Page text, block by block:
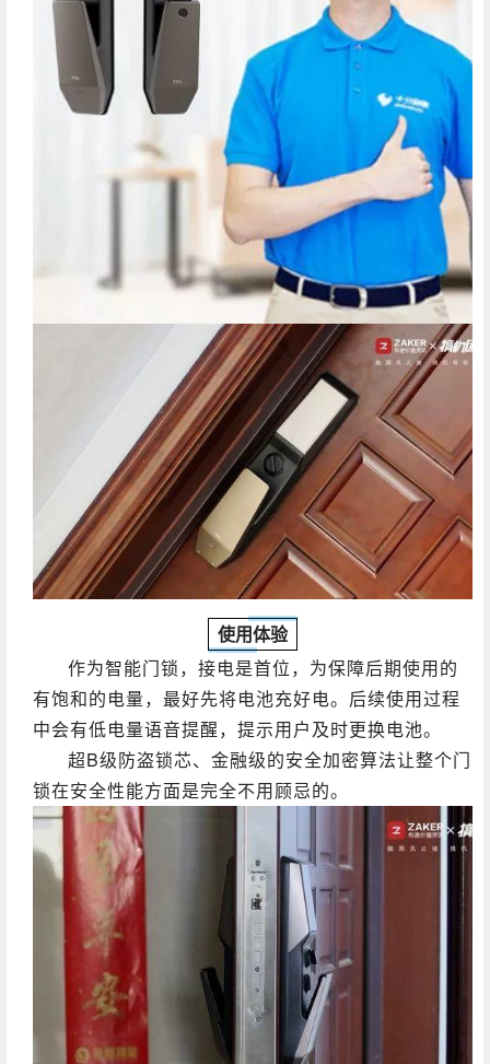
使用体验
作为智能门锁，接电是首位，为保障后期使用的
有饱和的电量，最好先将电池充好电。后续使用过程
中会有低电量语音提醒，提示用户及时更换电池。
超B级防盗锁芯、金融级的安全加密算法让整个门
锁在安全性能方面是完全不用顾忌的。